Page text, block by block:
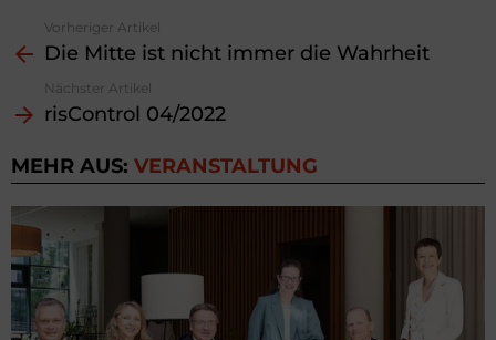
more
Vorheriger Artikel
Die Mitte ist nicht immer die Wahrheit
Nächster Artikel
risControl 04/2022
MEHR AUS: VERANSTALTUNG